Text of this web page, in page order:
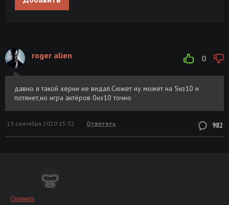
0
roger alien
давно я такой херни не видал.Сюжет ну может на 5из10 и
потянет,но игра актёров 0из10 точно
982
13 сентября 2020 15:32 Ответить
Главная